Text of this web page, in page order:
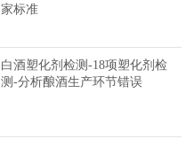
家标准
白酒塑化剂检测-18项塑化剂检
测-分析酿酒生产环节错误